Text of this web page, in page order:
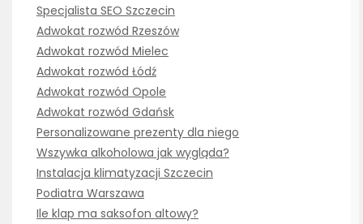
Specjalista SEO Szczecin
Adwokat rozwód Rzeszów
Adwokat rozwód Mielec
Adwokat rozwód Łódź
Adwokat rozwód Opole
Adwokat rozwód Gdańsk
Personalizowane prezenty dla niego
Wszywka alkoholowa jak wygląda?
Instalacja klimatyzacji Szczecin
Podiatra Warszawa
Ile klap ma saksofon altowy?